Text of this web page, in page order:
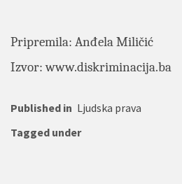
Pripremila: Anđela Miličić
Izvor: www.diskriminacija.ba
Published in Ljudska prava
Tagged under